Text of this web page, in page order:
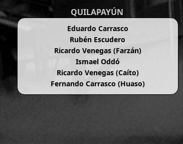
QUILAPAYÚN
Eduardo Carrasco
Rubén Escudero
Ricardo Venegas (Farzán)
Ismael Oddó
Ricardo Venegas (Caíto)
Fernando Carrasco (Huaso)